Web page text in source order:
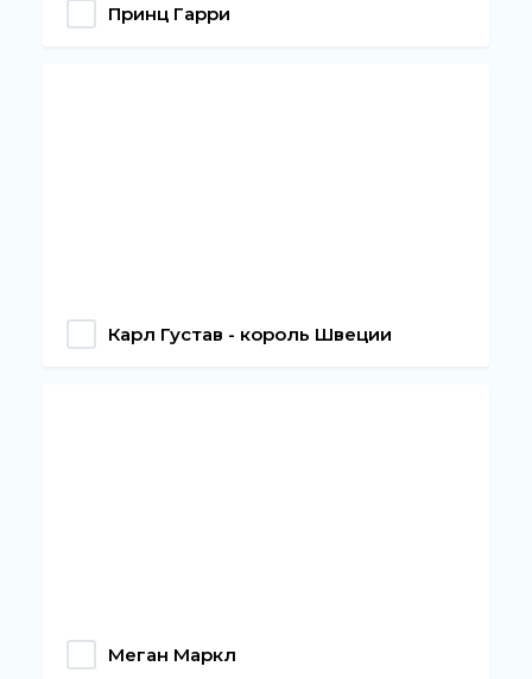
Принц Гарри
Карл Густав - король Швеции
Меган Маркл